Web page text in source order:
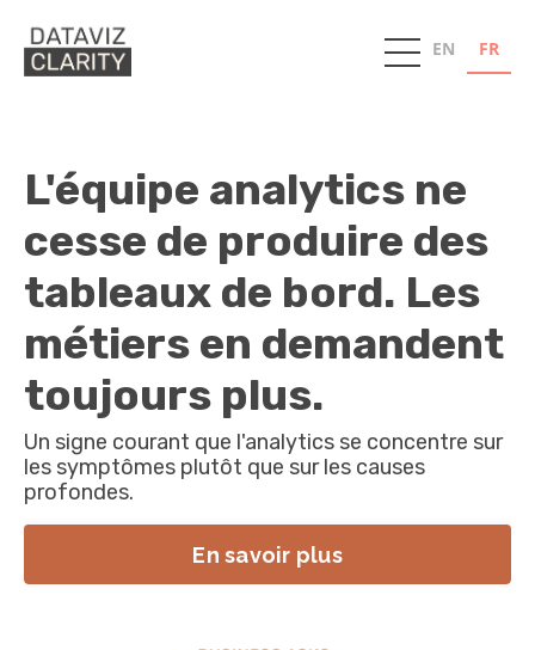
EN FR
L'équipe analytics ne
cesse de produire des
tableaux de bord. Les
métiers en demandent
toujours plus.
Un signe courant que l'analytics se concentre sur
les symptômes plutôt que sur les causes
profondes.
En savoir plus